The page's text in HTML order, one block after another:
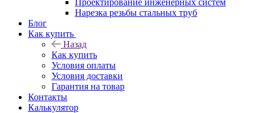
Проектирование инженерных систем
Нарезка резьбы стальных труб
Блог
Как купить
Назад
Как купить
Условия оплаты
Условия доставки
Гарантия на товар
Контакты
Калькулятор